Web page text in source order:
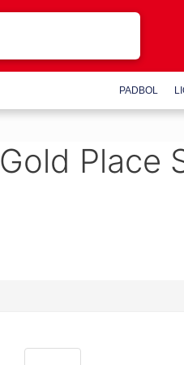
PADBOL
Gold Place